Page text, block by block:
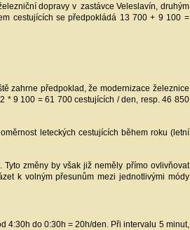
dopravy v zastávce Veleslavín, druhým
cestujících se předpokládá 13 700 + 9 100 =
zahrne předpoklad, že modernizace železnice
* 9 100 = 61 700 cestujících / den, resp. 46 850
leteckých cestujících během roku (letní
změny by však již neměly přímo ovlivňovat
k volným přesunům mezi jednotlivými módy
4:30h do 0:30h = 20h/den. Při intervalu 5 minut,